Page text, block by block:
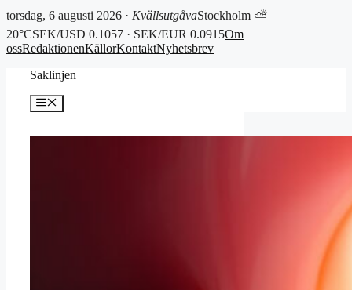
torsdag, 6 augusti 2026 · KvällsutgåvaStockholm ⛅
20°CSEK/USD 0.1057 · SEK/EUR 0.0915Om
ossRedaktionenKällorKontaktNyhetsbrev
Saklinjen
Meny